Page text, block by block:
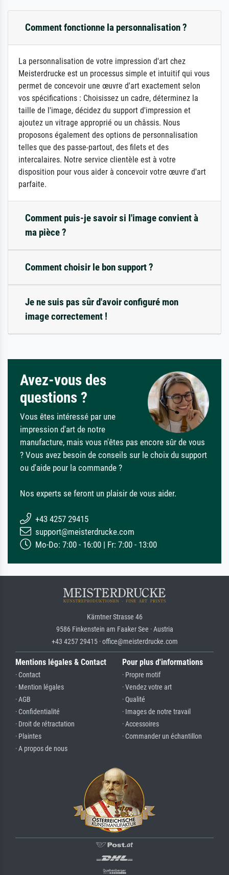
Comment fonctionne la personnalisation ?
La personnalisation de votre impression d'art chez
Meisterdrucke est un processus simple et intuitif qui vous
permet de concevoir une œuvre d'art exactement selon
vos spécifications : Choisissez un cadre, déterminez la
taille de l'image, décidez du support d'impression et
ajoutez un vitrage approprié ou un châssis. Nous
proposons également des options de personnalisation
telles que des passe-partout, des filets et des
intercalaires. Notre service clientèle est à votre
disposition pour vous aider à concevoir votre œuvre d'art
parfaite.
Comment puis-je savoir si l'image convient à
ma pièce ?
Comment choisir le bon support ?
Je ne suis pas sûr d'avoir configuré mon
image correctement !
Avez-vous des
questions ?
Vous êtes intéressé par une
impression d'art de notre
manufacture, mais vous n'êtes pas encore sûr de vous
? Vous avez besoin de conseils sur le choix du support
ou d'aide pour la commande ?
Nos experts se feront un plaisir de vous aider.
+43 4257 29415
support@meisterdrucke.com
Mo-Do: 7:00 - 16:00 | Fr: 7:00 - 13:00
Kärntner Strasse 46
9586 Finkenstein am Faaker See · Austria
+43 4257 29415 · office@meisterdrucke.com
Mentions légales & Contact
· Contact
· Mention légales
· AGB
· Confidentialité
· Droit de rétractation
· Plaintes
· A propos de nous
Pour plus d'informations
· Propre motif
· Vendez votre art
· Qualité
· Images de notre travail
· Accessoires
· Commander un échantillon